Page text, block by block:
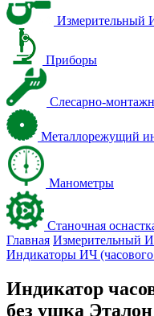
Измерительный
Приборы
Слесарно-
Металлорежущий
Манометры
Станочная
Главная Измерительный
Индикаторы ИЧ
Индикатор
без ушка Эталон